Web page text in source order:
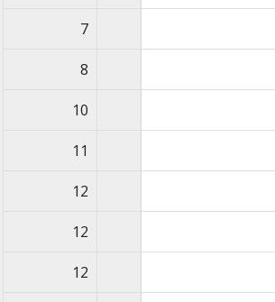
7
8
10
11
12
12
12